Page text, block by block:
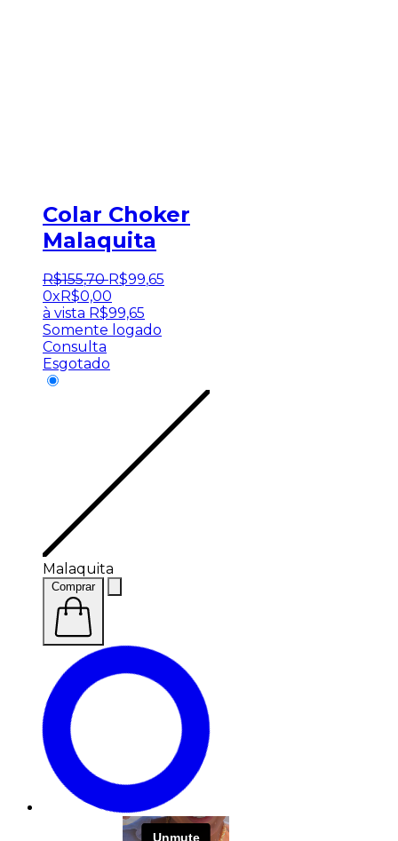
Colar Choker
Malaquita
R$155,70 R$99,65
0xR$0,00
à vista R$99,65
Somente logado
Consulta
Esgotado
Malaquita
Comprar